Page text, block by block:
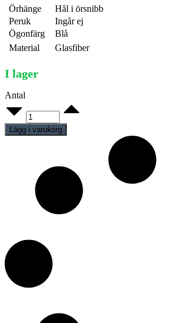
Örhänge
Hål i örsnibb
Peruk
Ingår ej
Ögonfärg
Blå
Material
Glasfiber
I lager
Antal
Gent
342
quantity
Lägg i varukorg